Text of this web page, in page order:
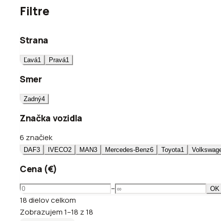
Filtre
Strana
Ľavá1 Pravá1
Smer
Zadný4
Značka vozidla
6 značiek
DAF3 IVECO2 MAN3 Mercedes-Benz6 Toyota1
Cena (€)
– OK
18dielovcelkom
Zobrazujem1–18 z18